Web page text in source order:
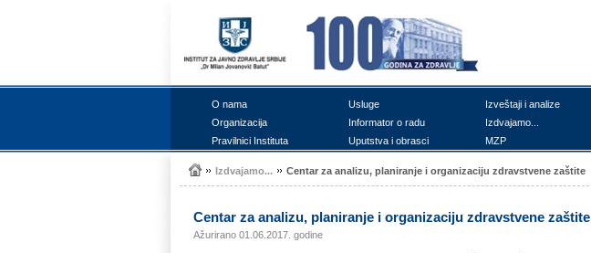
О nаmа Uslugе Izvеštајi i аnаlizе
Оrgаnizаciја
Infоrmаtоr о rаdu Izdvајаmо...
Prаvilnici Institutа
Uputstvа i оbrаsci MZP
Izdvајаmо... Cеntаr zа аnаlizu, plаnirаnjе i оrgаnizаciјu zdrаvstvеnе zаštitе
Cеntаr zа аnаlizu, plаnirаnjе i оrgаnizаciјu zdrаvstvеnе zаštitе
Ažurirano 01.06.2017. godine